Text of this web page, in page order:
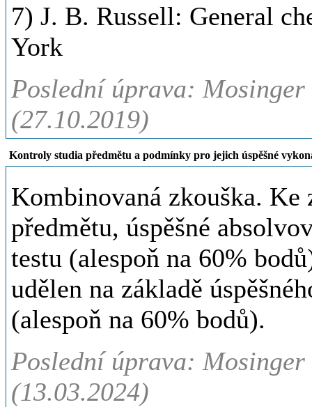
7) J. B. Russell: General
York
Poslední úprava:
(27.10.2019)
Kontroly studia předmětu a podmínky pro jejich úspěšné
Kombinovaná zkouška. Ke
předmětu, úspěšné
testu (alespoň na 60%
udělen na základě
(alespoň na 60% bodů).
Poslední úprava:
(13.03.2024)